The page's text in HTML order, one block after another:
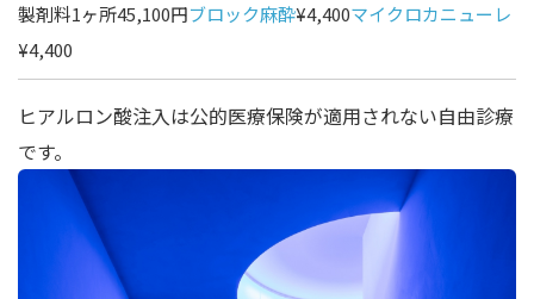
製剤料1ヶ所45,100円ブロック麻酔¥4,400マイクロカニューレ
¥4,400
ヒアルロン酸注入は公的医療保険が適用されない自由診療
です。